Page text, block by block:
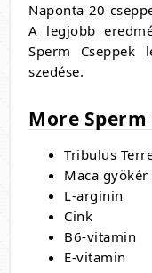
Naponta 20
A legjobb
Sperm
szedése.
More Sperm
Tribulus
Maca
L-arginin
Cink
B6-vitamin
E-vitamin